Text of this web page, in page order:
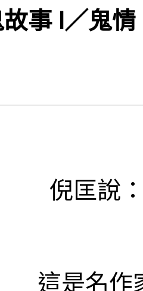
故事 I／鬼情
倪匡說
這是名作